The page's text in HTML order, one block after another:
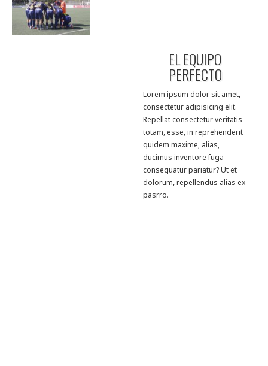
EL EQUIPO
PERFECTO
Lorem ipsum dolor sit amet,
consectetur adipisicing elit.
Repellat consectetur veritatis
totam, esse, in reprehenderit
quidem maxime, alias,
ducimus inventore fuga
consequatur pariatur? Ut et
dolorum, repellendus alias ex
pasrro.